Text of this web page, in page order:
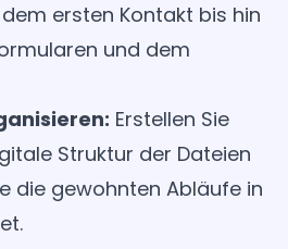
ersten Kontakt bis hin
und dem
Erstellen Sie
Struktur der Dateien
die gewohnten Abläufe in